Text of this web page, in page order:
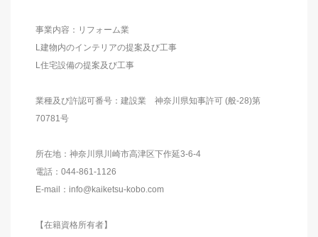
事業内容：リフォーム業
L建物内のインテリアの提案及び工事
L住宅設備の提案及び工事
業種及び許認可番号：建設業 神奈川県知事許可 (般-28)第
70781号
所在地：神奈川県川崎市高津区下作延3-6-4
電話：044-861-1126
E-mail：info@kaiketsu-kobo.com
【在籍資格所有者】